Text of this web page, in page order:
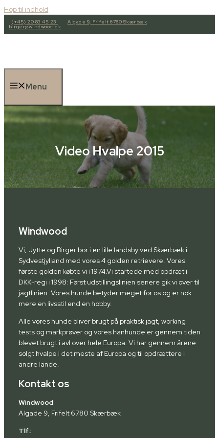
Hop til indhold
(+45) 20 83 45 23
Algade 9, Frifelt 6780 Skærbæk
birger@windwood.dk
Menu
Video Hvalpe 2015
Windwood
Vi, Jytte og Birger bor i en lille landsby ved Skærbæk i
Sydvestjylland med vores 4 golden retrievere. Vores
første golden købte vi i 1974.Vi startede med opdræt i
DKK-regi i 1998: Først udstillingslinien senere gik vi over til
jagtlinien. Vores hunde betyder meget for os og er nok
mere en livsstil end en hobby.
Alle vores hunde bliver brugt på praktisk jagt, working
tests og markprøver og vores hanhunde er gennem tiden
blevet brugt i avl over hele Europa. Vi har gennem årene
solgt hvalpe i det meste af Europa og til opdrættere i
andre lande.
Kontakt os
Windwood
Algade 9, Frifelt 6780 Skærbæk
Tlf.: